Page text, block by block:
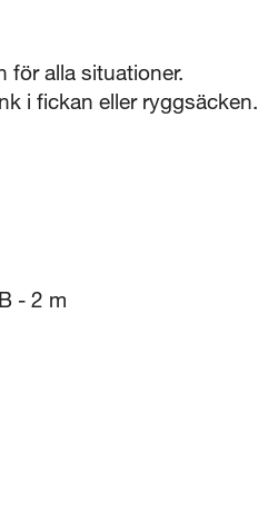
för alla situationer.
i fickan eller ryggsäcken.
- 2 m